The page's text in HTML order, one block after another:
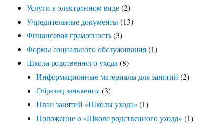
Услуги в электронном виде(2)
Учредительные документы(13)
Финансовая грамотность(3)
Формы социального обслуживания(1)
Школа родственного ухода(8)
Информационные материалы для занятий (2)
Образец заявления(3)
План занятий «Школы ухода» (1)
Положение о «Школе родственного ухода» (1)